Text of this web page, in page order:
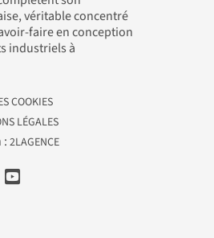
véritable concentré
faire en conception
industriels à
COOKIES
LÉGALES
:2LAGENCE